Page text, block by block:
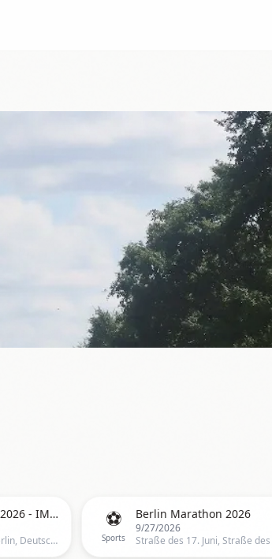
Rave The Planet Parade 2026 - IMAGINE LOVE
Straße des 17. Juni, 10785 Berlin, Deutschland, Berlin
⚽
Sports
Berlin Marathon 2026
9/27/2026